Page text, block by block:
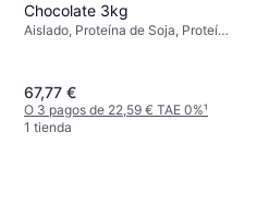
Chocolate 3kg
Aislado, Proteína de Soja, Proteína
Yodo, Zinc, Aumento de energía,
Mejora del rendimiento, Mejora la
función muscular
67,77 €
O 3 pagos de 22,59 € TAE 0%¹
1 tienda